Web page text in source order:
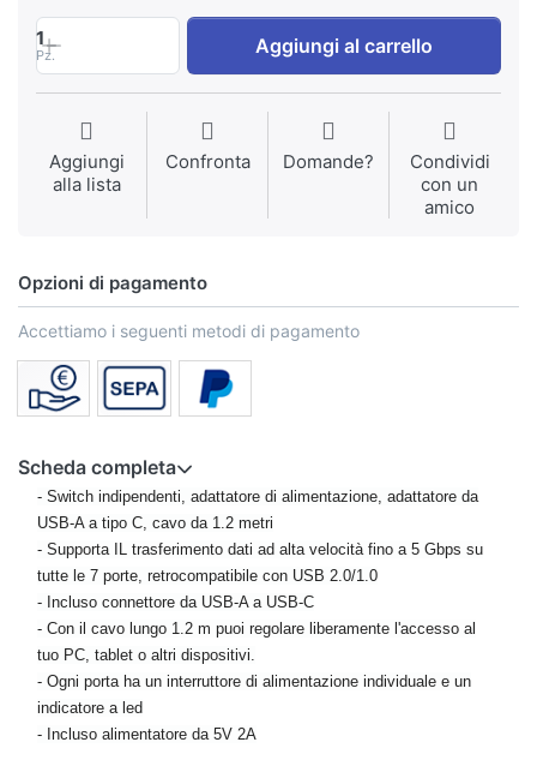
1
Pz. Aggiungi al carrello
Aggiungi
alla lista
Confronta Domande?
Condividi
con un
amico
Opzioni di pagamento
Accettiamo i seguenti metodi di pagamento
Scheda completa
- Switch indipendenti, adattatore di alimentazione, adattatore da
USB-A a tipo C, cavo da 1.2 metri
- Supporta IL trasferimento dati ad alta velocità fino a 5 Gbps su
tutte le 7 porte, retrocompatibile con USB 2.0/1.0
- Incluso connettore da USB-A a USB-C
- Con il cavo lungo 1.2 m puoi regolare liberamente l'accesso al
tuo PC, tablet o altri dispositivi.
- Ogni porta ha un interruttore di alimentazione individuale e un
indicatore a led
- Incluso alimentatore da 5V 2A